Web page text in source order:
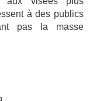
à des publics
pas la masse